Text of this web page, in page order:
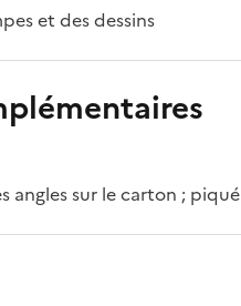
et des dessins
angles sur le carton ; piqué